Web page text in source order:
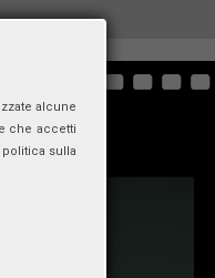
alcune
che accetti
sulla